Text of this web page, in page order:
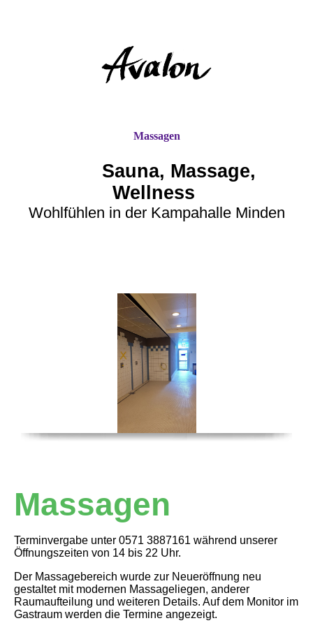
Sauna, Massage,
Wellness
Wohlfühlen in der Kampahalle Minden
Massagen
Massagen
Terminvergabe unter 0571 3887161 während unserer
Öffnungszeiten von 14 bis 22 Uhr.
Der Massagebereich wurde zur Neueröffnung neu
gestaltet mit modernen Massageliegen, anderer
Raumaufteilung und weiteren Details. Auf dem Monitor im
Gastraum werden die Termine angezeigt.